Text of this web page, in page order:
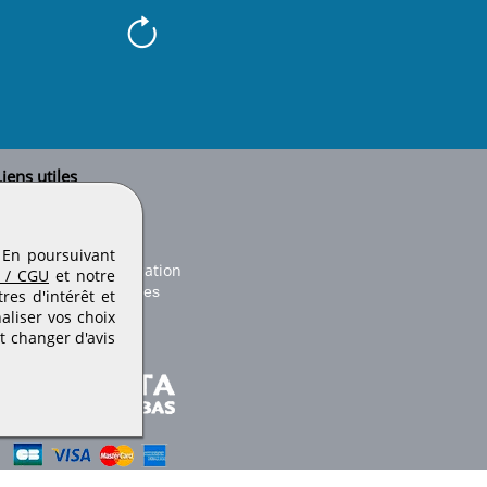
utiles
Conseils d'utilisation
de publication
des cookies
poursuivant
/ CGU et notre
d'intérêt et
vos choix
changer d'avis